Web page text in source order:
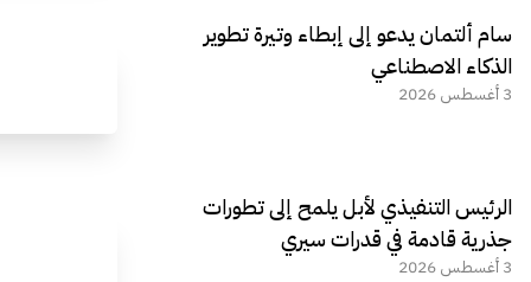
سام ألتمان يدعو إلى إبطاء وتيرة تطوير
الذكاء الاصطناعي
3 أغسطس 2026
الرئيس التنفيذي لأبل يلمح إلى تطورات
جذرية قادمة في قدرات سيري
3 أغسطس 2026